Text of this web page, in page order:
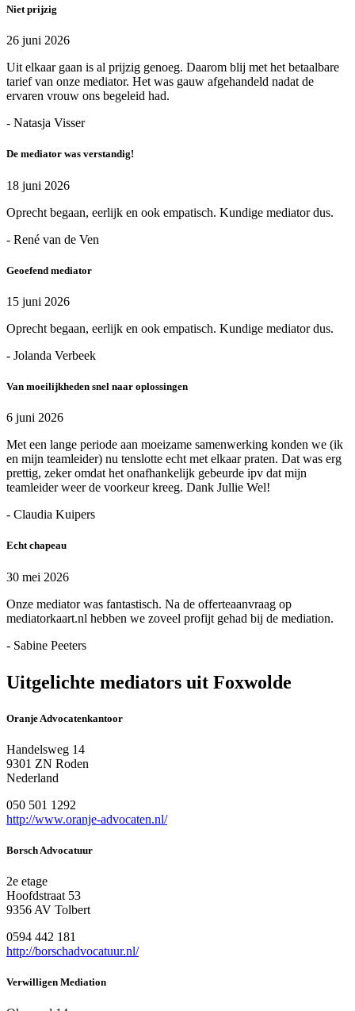
Niet prijzig
26 juni 2026
Uit elkaar gaan is al prijzig genoeg. Daarom blij met het betaalbare
tarief van onze mediator. Het was gauw afgehandeld nadat de
ervaren vrouw ons begeleid had.
- Natasja Visser
De mediator was verstandig!
18 juni 2026
Oprecht begaan, eerlijk en ook empatisch. Kundige mediator dus.
- René van de Ven
Geoefend mediator
15 juni 2026
Oprecht begaan, eerlijk en ook empatisch. Kundige mediator dus.
- Jolanda Verbeek
Van moeilijkheden snel naar oplossingen
6 juni 2026
Met een lange periode aan moeizame samenwerking konden we (ik
en mijn teamleider) nu tenslotte echt met elkaar praten. Dat was erg
prettig, zeker omdat het onafhankelijk gebeurde ipv dat mijn
teamleider weer de voorkeur kreeg. Dank Jullie Wel!
- Claudia Kuipers
Echt chapeau
30 mei 2026
Onze mediator was fantastisch. Na de offerteaanvraag op
mediatorkaart.nl hebben we zoveel profijt gehad bij de mediation.
- Sabine Peeters
Uitgelichte mediators uit Foxwolde
Oranje Advocatenkantoor
Handelsweg 14
9301 ZN Roden
Nederland
050 501 1292
http://www.oranje-advocaten.nl/
Borsch Advocatuur
2e etage
Hoofdstraat 53
9356 AV Tolbert
0594 442 181
http://borschadvocatuur.nl/
Verwilligen Mediation